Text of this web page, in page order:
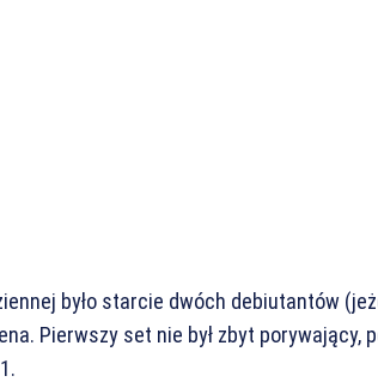
było starcie dwóch debiutantów
Pierwszy set nie był zbyt porywający,